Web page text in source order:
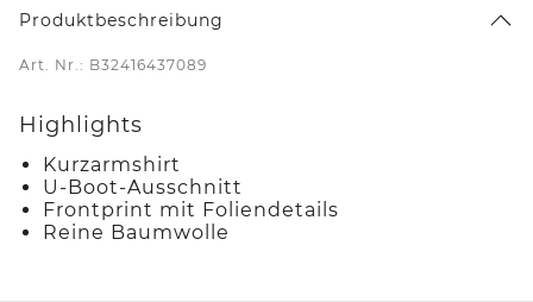
Produktbeschreibung
Art. Nr.: B32416437089
Highlights
Kurzarmshirt
U-Boot-Ausschnitt
Frontprint mit Foliendetails
Reine Baumwolle